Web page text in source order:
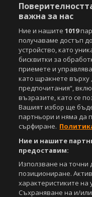
Агенция Спортал,
www.sportal.bg.
публикувани в сайта, е
санкционирани с цялата
СвалиБЕЗПЛАТНОТО
Android
Powered by:
важна за нас
Ние и нашите1019
получаваме достъп
устройство, като
бисквитки за
приемете и
като щракнете върху
предпочитания“,
възразите, като се
Вашият избор ще
партньори и няма да
сърфиране.
Ние и нашите
предоставим:
Използване на точни
позициониране.
характеристиките на
Съхраняване на и/